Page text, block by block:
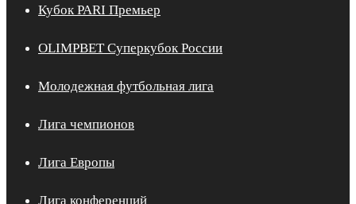
Кубок PARI Премьер
OLIMPBET Суперкубок России
Молодежная футбольная лига
Лига чемпионов
Лига Европы
Лига конференций